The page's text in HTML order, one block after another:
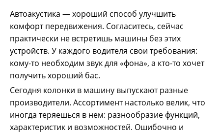
Автоакустика — хороший способ улучшить
комфорт передвижения. Согласитесь, сейчас
практически не встретишь машины без этих
устройств. У каждого водителя свои требования:
кому-то необходим звук для «фона», а кто-то хочет
получить хороший бас.
Сегодня колонки в машину выпускают разные
производители. Ассортимент настолько велик, что
иногда теряешься в нем: разнообразие функций,
характеристик и возможностей. Ошибочно и